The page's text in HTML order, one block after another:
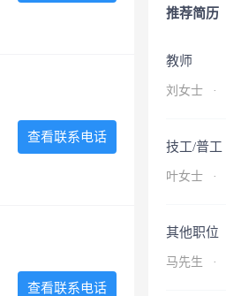
推荐简历
教师
刘女士 ·
技工/普工
叶女士 ·
其他职位
马先生 ·
查看联系电话
查看联系电话